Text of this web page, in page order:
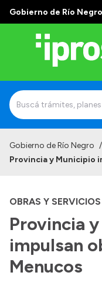
Gobierno de Río Negro
Delegaciones
Consultorios
Presentación CV
Gobierno de Río Negro /
Provincia y Municipio
OBRAS Y
Provincia
impulsan
Menucos